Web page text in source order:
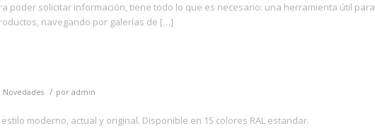
poder solicitar información, tiene todo lo que es necesario: una herramienta útil para
navegando por galerías de […]
Novedades / por admin
moderno, actual y original. Disponible en 15 colores RAL estandar.